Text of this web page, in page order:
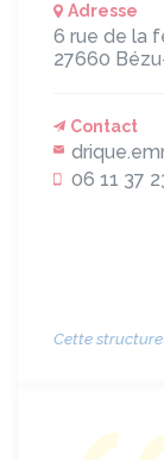
Adresse
6 rue de la
27660
Contact
06 11 37
Cette